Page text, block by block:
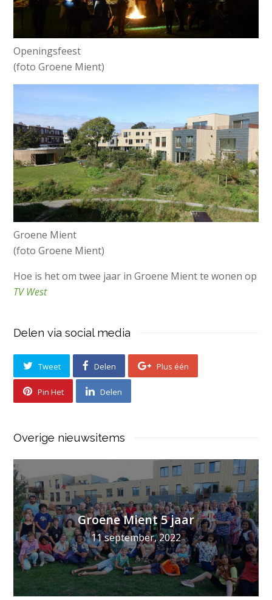
Openingsfeest
(foto Groene Mient)
Groene Mient
(foto Groene Mient)
Hoe is het om twee jaar in Groene Mient te wonen op
TV West
Delen via social media
Tweet Delen Plus één
Pin Het Delen
Overige nieuwsitems
Groene Mient 5 jaar
11 september, 2022